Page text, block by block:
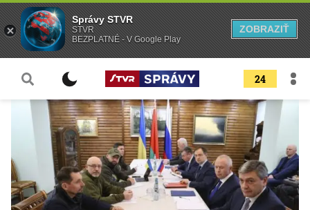
24
Správy STVR
STVR
BEZPLATNÉ - V Google Play
ZOBRAZIŤ